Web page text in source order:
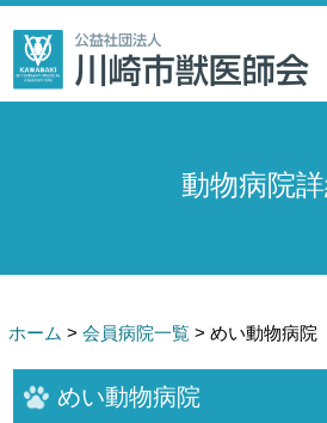
動物病院
ホーム > 会員病院一覧> めい動物病院
めい動物病院